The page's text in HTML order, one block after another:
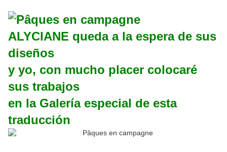
ALYCIANE queda a la espera de sus
diseños
y yo, con mucho placer colocaré
sus trabajos
en la Galería especial de esta
traducción